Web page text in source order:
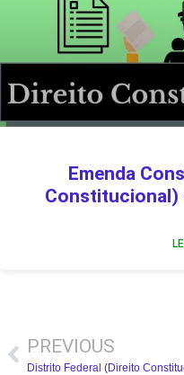
Emenda
Constitucional)
PREVIOUS